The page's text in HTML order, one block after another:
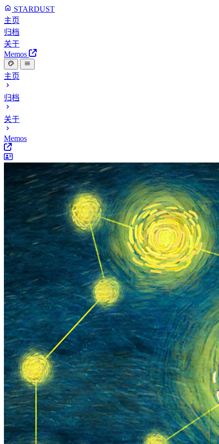
STARDUST
主页
归档
关于
Memos
主页
归档
关于
Memos